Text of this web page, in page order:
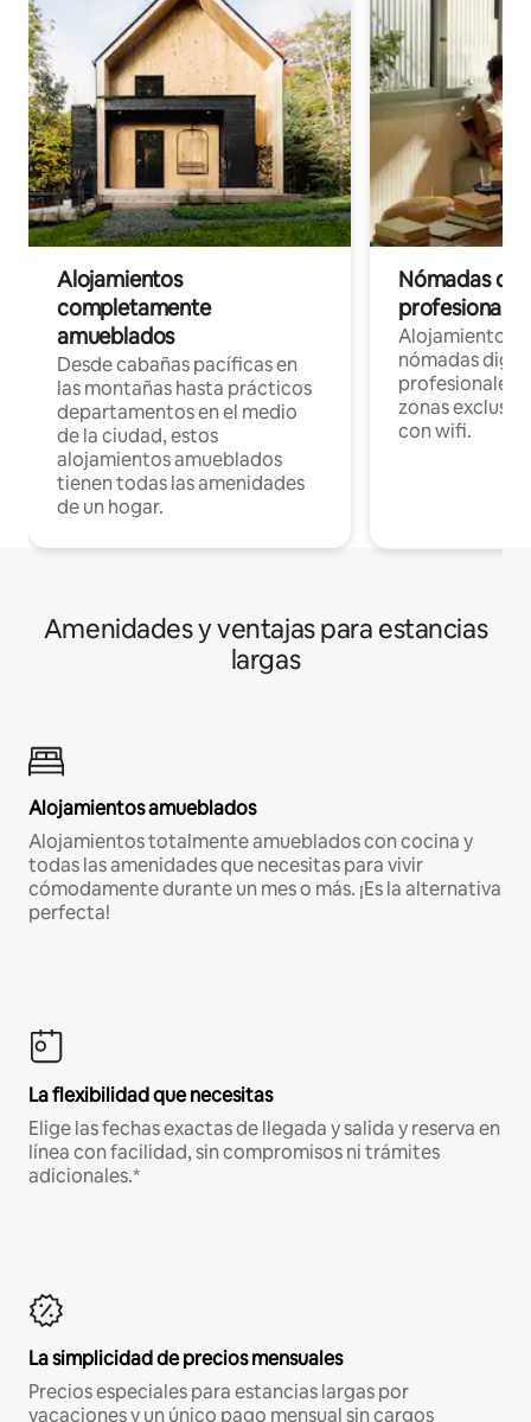
Alojamientos
completamente
amueblados
Desde cabañas pacíficas en
las montañas hasta prácticos
departamentos en el medio
de la ciudad, estos
alojamientos amueblados
tienen todas las amenidades
de un hogar.
Nómadas
Alojamientos
nómadas
profesionales
zonas
con wifi.
Amenidades y ventajas para estancias
largas
Alojamientos amueblados
Alojamientos totalmente amueblados con cocina y
todas las amenidades que necesitas para vivir
cómodamente durante un mes o más. ¡Es la alternativa
perfecta!
La flexibilidad que necesitas
Elige las fechas exactas de llegada y salida y reserva en
línea con facilidad, sin compromisos ni trámites
adicionales.*
La simplicidad de precios mensuales
Precios especiales para estancias largas por
vacaciones y un único pago mensual sin cargos